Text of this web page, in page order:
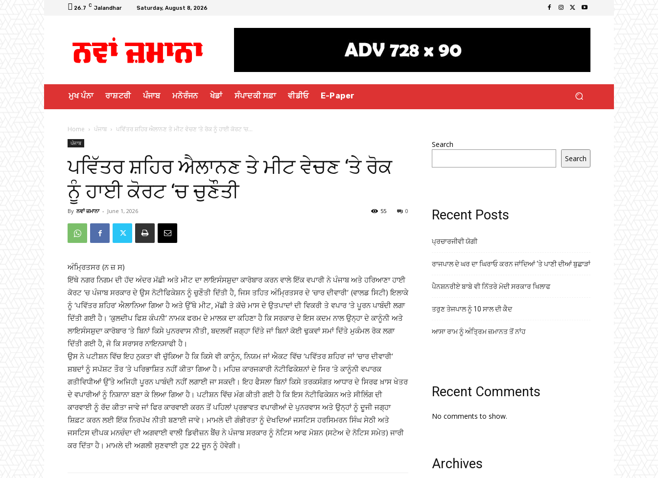
26.7 C Jalandhar Saturday, August 8, 2026
ਮੁਖ ਪੰਨਾ ਰਾਸ਼ਟਰੀ ਪੰਜਾਬ ਮਨੋਰੰਜਨ ਖੇਡਾਂ ਸੰਪਾਦਕੀ ਸਫ਼ਾ ਵੀਡੀਓ E-Paper
Home ਪੰਜਾਬ ਪਵਿੱਤਰ ਸ਼ਹਿਰ ਐਲਾਨਣ ਤੇ ਮੀਟ ਵੇਚਣ ‘ਤੇ ਰੋਕ ਨੂੰ ਹਾਈ ਕੋਰਟ ‘ਚ...
ਪੰਜਾਬ
ਪਵਿੱਤਰ ਸ਼ਹਿਰ ਐਲਾਨਣ ਤੇ ਮੀਟ ਵੇਚਣ ‘ਤੇ ਰੋਕ
ਨੂੰ ਹਾਈ ਕੋਰਟ ‘ਚ ਚੁਣੌਤੀ
By ਨਵਾਂ ਜ਼ਮਾਨਾ - June 1, 2026 0
55
ਅੰਮ੍ਰਿਤਸਰ (ਨ ਜ਼ ਸ)
ਇੱਥੇ ਨਗਰ ਨਿਗਮ ਦੀ ਹੱਦ ਅੰਦਰ ਮੱਛੀ ਅਤੇ ਮੀਟ ਦਾ ਲਾਇਸੰਸਸ਼ੁਦਾ ਕਾਰੋਬਾਰ ਕਰਨ ਵਾਲੇ ਇੱਕ ਵਪਾਰੀ ਨੇ ਪੰਜਾਬ ਅਤੇ ਹਰਿਆਣਾ ਹਾਈ
ਕੋਰਟ ‘ਚ ਪੰਜਾਬ ਸਰਕਾਰ ਦੇ ਉਸ ਨੋਟੀਫਿਕੇਸ਼ਨ ਨੂੰ ਚੁਣੌਤੀ ਦਿੱਤੀ ਹੈ, ਜਿਸ ਤਹਿਤ ਅੰਮ੍ਰਿਤਸਰ ਦੇ ‘ਚਾਰ ਦੀਵਾਰੀ’ (ਵਾਲਡ ਸਿਟੀ) ਇਲਾਕੇ
ਨੂੰ ‘ਪਵਿੱਤਰ ਸ਼ਹਿਰ’ ਐਲਾਨਿਆ ਗਿਆ ਹੈ ਅਤੇ ਉੱਥੇ ਮੀਟ, ਮੱਛੀ ਤੇ ਕੱਚੇ ਮਾਸ ਦੇ ਉਤਪਾਦਾਂ ਦੀ ਵਿਕਰੀ ਤੇ ਵਪਾਰ ‘ਤੇ ਪੂਰਨ ਪਾਬੰਦੀ ਲਗਾ
ਦਿੱਤੀ ਗਈ ਹੈ। ‘ਕੁਲਦੀਪ ਫਿਸ਼ ਕੰਪਨੀ’ ਨਾਮਕ ਫਰਮ ਦੇ ਮਾਲਕ ਦਾ ਕਹਿਣਾ ਹੈ ਕਿ ਸਰਕਾਰ ਦੇ ਇਸ ਕਦਮ ਨਾਲ ਉਨ੍ਹਾ ਦੇ ਕਾਨੂੰਨੀ ਅਤੇ
ਲਾਇਸੰਸਸ਼ੁਦਾ ਕਾਰੋਬਾਰ ‘ਤੇ ਬਿਨਾਂ ਕਿਸੇ ਪੁਨਰਵਾਸ ਨੀਤੀ, ਬਦਲਵੀਂ ਜਗ੍ਹਾ ਦਿੱਤੇ ਜਾਂ ਬਿਨਾਂ ਕੋਈ ਢੁਕਵਾਂ ਸਮਾਂ ਦਿੱਤੇ ਮੁਕੰਮਲ ਰੋਕ ਲਗਾ
ਦਿੱਤੀ ਗਈ ਹੈ, ਜੋ ਕਿ ਸਰਾਸਰ ਨਾਇਨਸਾਫੀ ਹੈ।
ਉਸ ਨੇ ਪਟੀਸ਼ਨ ਵਿੱਚ ਇਹ ਨੁਕਤਾ ਵੀ ਚੁੱਕਿਆ ਹੈ ਕਿ ਕਿਸੇ ਵੀ ਕਾਨੂੰਨ, ਨਿਯਮ ਜਾਂ ਐਕਟ ਵਿੱਚ ‘ਪਵਿੱਤਰ ਸ਼ਹਿਰ’ ਜਾਂ ‘ਚਾਰ ਦੀਵਾਰੀ’
ਸ਼ਬਦਾਂ ਨੂੰ ਸਪੱਸ਼ਟ ਤੌਰ ‘ਤੇ ਪਰਿਭਾਸ਼ਿਤ ਨਹੀਂ ਕੀਤਾ ਗਿਆ ਹੈ। ਮਹਿਜ਼ ਕਾਰਜਕਾਰੀ ਨੋਟੀਫਿਕੇਸ਼ਨਾਂ ਦੇ ਸਿਰ ‘ਤੇ ਕਾਨੂੰਨੀ ਵਪਾਰਕ
ਗਤੀਵਿਧੀਆਂ ਉੱਤੇ ਅਜਿਹੀ ਪੂਰਨ ਪਾਬੰਦੀ ਨਹੀਂ ਲਗਾਈ ਜਾ ਸਕਦੀ। ਇਹ ਫੈਸਲਾ ਬਿਨਾਂ ਕਿਸੇ ਤਰਕਸੰਗਤ ਆਧਾਰ ਦੇ ਸਿਰਫ ਖ਼ਾਸ ਖੇਤਰ
ਦੇ ਵਪਾਰੀਆਂ ਨੂੰ ਨਿਸ਼ਾਨਾ ਬਣਾ ਕੇ ਲਿਆ ਗਿਆ ਹੈ। ਪਟੀਸ਼ਨ ਵਿੱਚ ਮੰਗ ਕੀਤੀ ਗਈ ਹੈ ਕਿ ਇਸ ਨੋਟੀਫਿਕੇਸ਼ਨ ਅਤੇ ਸੀਲਿੰਗ ਦੀ
ਕਾਰਵਾਈ ਨੂੰ ਰੱਦ ਕੀਤਾ ਜਾਵੇ ਜਾਂ ਫਿਰ ਕਾਰਵਾਈ ਕਰਨ ਤੋਂ ਪਹਿਲਾਂ ਪ੍ਰਭਾਵਤ ਵਪਾਰੀਆਂ ਦੇ ਪੁਨਰਵਾਸ ਅਤੇ ਉਨ੍ਹਾਂ ਨੂੰ ਦੂਜੀ ਜਗ੍ਹਾ
ਸ਼ਿਫ਼ਟ ਕਰਨ ਲਈ ਇੱਕ ਨਿਰਪੱਖ ਨੀਤੀ ਬਣਾਈ ਜਾਵੇ। ਮਾਮਲੇ ਦੀ ਗੰਭੀਰਤਾ ਨੂੰ ਦੇਖਦਿਆਂ ਜਸਟਿਸ ਹਰਸਿਮਰਨ ਸਿੰਘ ਸੇਠੀ ਅਤੇ
ਜਸਟਿਸ ਦੀਪਕ ਮਨਚੰਦਾ ਦੀ ਅਗਵਾਈ ਵਾਲੀ ਡਿਵੀਜ਼ਨ ਬੈਂਚ ਨੇ ਪੰਜਾਬ ਸਰਕਾਰ ਨੂੰ ਨੋਟਿਸ ਆਫ ਮੋਸ਼ਨ (ਸਟੇਅ ਦੇ ਨੋਟਿਸ ਸਮੇਤ) ਜਾਰੀ
ਕਰ ਦਿੱਤਾ ਹੈ। ਮਾਮਲੇ ਦੀ ਅਗਲੀ ਸੁਣਵਾਈ ਹੁਣ 22 ਜੂਨ ਨੂੰ ਹੋਵੇਗੀ।
Search
Search
Recent Posts
ਪ੍ਰਚਾਰਜੀਵੀ ਯੋਗੀ
ਰਾਜਪਾਲ ਦੇ ਘਰ ਦਾ ਘਿਰਾਓ ਕਰਨ ਜਾਂਦਿਆਂ ‘ਤੇ ਪਾਣੀ ਦੀਆਂ ਬੁਛਾੜਾਂ
ਪੈਨਸ਼ਨਰੀਏ ਬਾਬੇ ਵੀ ਨਿੱਤਰੇ ਮੋਦੀ ਸਰਕਾਰ ਖਿਲਾਫ
ਤਰੁਣ ਤੇਜਪਾਲ ਨੂੰ 10 ਸਾਲ ਦੀ ਕੈਦ
ਆਸਾ ਰਾਮ ਨੂੰ ਅੰਤ੍ਰਿਮ ਜ਼ਮਾਨਤ ਤੋਂ ਨਾਂਹ
Recent Comments
No comments to show.
Archives